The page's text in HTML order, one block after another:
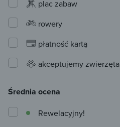
plac zabaw
rowery
płatność kartą
akceptujemy zwierzęta
Średnia ocena
Rewelacyjny!